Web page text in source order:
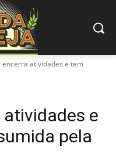
encerra atividades e tem
e
pela